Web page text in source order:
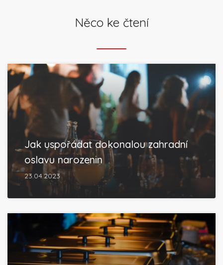
Něco ke čtení
Jak uspořádat dokonalou zahradní
oslavu narozenin
23.04.2023